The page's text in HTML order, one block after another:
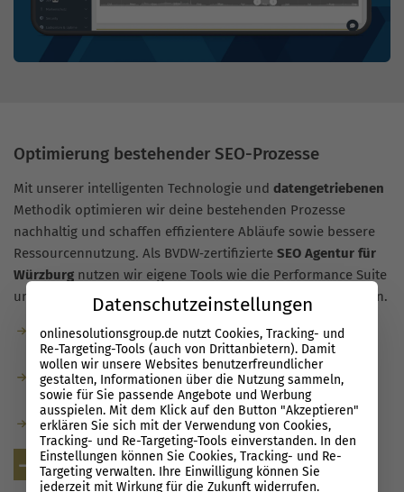
Optimierung bestehender SEO-Prozesse
Mit unserer intelligenten Technologie und datengetriebenen
Methodik optimieren wir deine bestehenden Prozesse
nachhaltig und schaffen effizientere Abläufe sowie bessere
Ressourcennutzung. Als BVDW‑zertifizierte SEO Agentur für
Würzburg nutzen wir eigene Tools wie die Performance Suite
und arbeiten ausschließlich mit festangestellten Spezialisten.
Manuelle Aufgaben reduzieren, zeitintensive Checks
automatisieren.
Fundierte Entscheidungen auf Basis relevanter Daten
treffen.
Dein ganzes Team wird automatisch SEO-ready.
Kostenlose Beratung
Datenschutzeinstellungen
onlinesolutionsgroup.de nutzt Cookies, Tracking- und
Re-Targeting-Tools (auch von Drittanbietern). Damit
wollen wir unsere Websites benutzerfreundlicher
gestalten, Informationen über die Nutzung sammeln,
sowie für Sie passende Angebote und Werbung
ausspielen. Mit dem Klick auf den Button "Akzeptieren"
erklären Sie sich mit der Verwendung von Cookies,
Tracking- und Re-Targeting-Tools einverstanden. In den
Einstellungen können Sie Cookies, Tracking- und Re-
Targeting verwalten. Ihre Einwilligung können Sie
jederzeit mit Wirkung für die Zukunft widerrufen.